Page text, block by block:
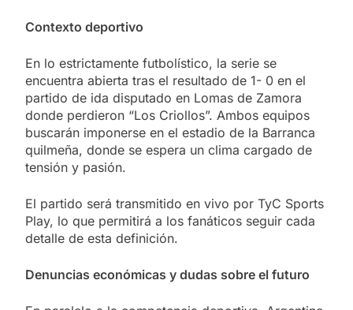
Contexto deportivo
En lo estrictamente futbolístico, la serie se
encuentra abierta tras el resultado de 1- 0 en el
partido de ida disputado en Lomas de Zamora
donde perdieron “Los Criollos”. Ambos equipos
buscarán imponerse en el estadio de la Barranca
quilmeña, donde se espera un clima cargado de
tensión y pasión.
El partido será transmitido en vivo por TyC Sports
Play, lo que permitirá a los fanáticos seguir cada
detalle de esta definición.
Denuncias económicas y dudas sobre el futuro